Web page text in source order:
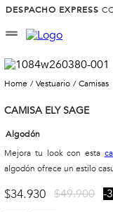
DESPACHO EXPRESS
vestuario camisas
CAMISA ELY SAGE
Algodón
Mejora tu look con esta
algodón ofrece un estilo
$34.930 $49.900